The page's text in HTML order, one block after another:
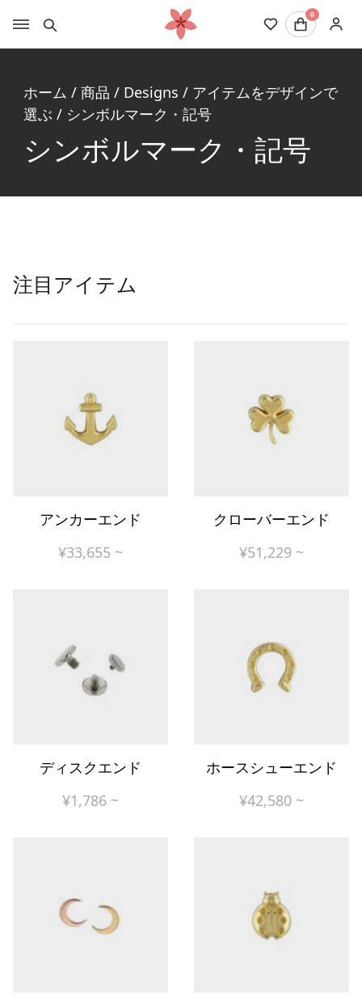
0
ホーム / 商品 / Designs / アイテムをデザインで
選ぶ / シンボルマーク・記号
シンボルマーク・記号
注目アイテム
アンカーエンド
¥33,655 ~
クローバーエンド
¥51,229 ~
ディスクエンド
¥1,786 ~
ホースシューエンド
¥42,580 ~